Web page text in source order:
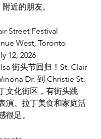
近的朋友。
Street Festival
West, Toronto
12, 2026
街头节回归！St. Clair
Dr. 到 Christie St.
文化街区，有街头跳
演、拉丁美食和家庭活
很足。